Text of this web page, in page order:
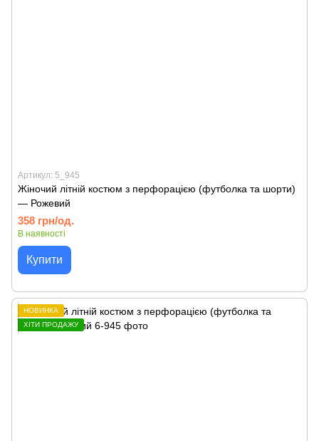
Артикул: 5_945
Жіночий літній костюм з перфорацією (футболка та шорти)
— Рожевий
358 грн/од.
В наявності
Купити
НОВИНКА
ХІТИ ПРОДАЖУ